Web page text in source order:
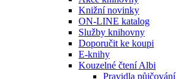
Knižní novinky
ON-LINE katalog
Služby knihovny
Doporučit ke koupi
E-knihy
Kouzelné čtení Albi
Pravidla půjčování